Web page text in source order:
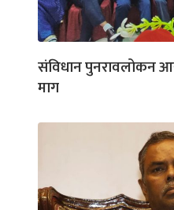
संविधान पुनरावलोकन
माग